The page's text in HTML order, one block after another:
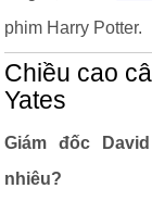
phim Harry Potter.
Chiều cao
Yates
Giám đốc
nhiêu?